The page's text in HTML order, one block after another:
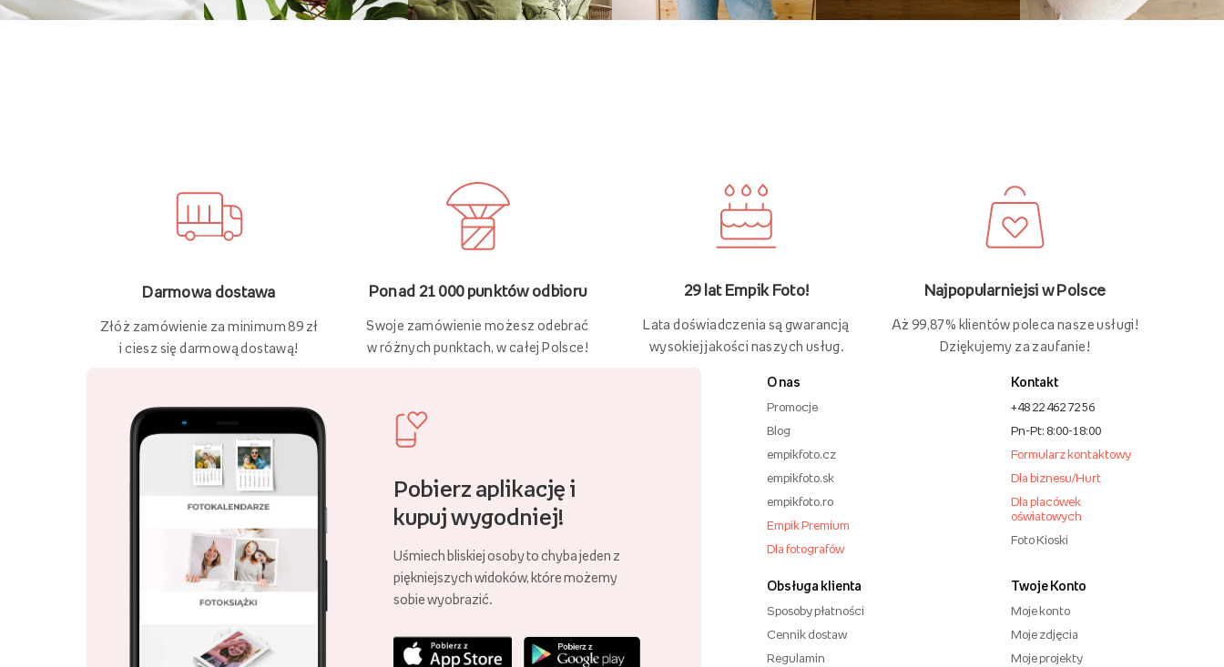
Darmowa dostawa
Złóż zamówienie za minimum 89 zł
i ciesz się darmową dostawą!
Ponad 21 000 punktów odbioru
Swoje zamówienie możesz odebrać
w różnych punktach, w całej Polsce!
29 lat Empik Foto!
Lata doświadczenia są gwarancją
wysokiej jakości naszych usług.
Najpopularniejsi w Polsce
Aż 99,87% klientów poleca nasze usługi!
Dziękujemy za zaufanie!
Pobierz aplikację i
kupuj wygodniej!
Uśmiech bliskiej osoby to chyba jeden z
piękniejszych widoków, które możemy
sobie wyobrazić.
O nas
Promocje
Blog
empikfoto.cz
empikfoto.sk
empikfoto.ro
Empik Premium
Dla fotografów
Obsługa klienta
Sposoby płatności
Cennik dostaw
Regulamin
Kontakt
+48 22 462 72 56
Pn-Pt: 8:00-18:00
Formularz kontaktowy
Dla biznesu/Hurt
Dla placówek
oświatowych
Foto Kioski
Twoje Konto
Moje konto
Moje zdjęcia
Moje projekty